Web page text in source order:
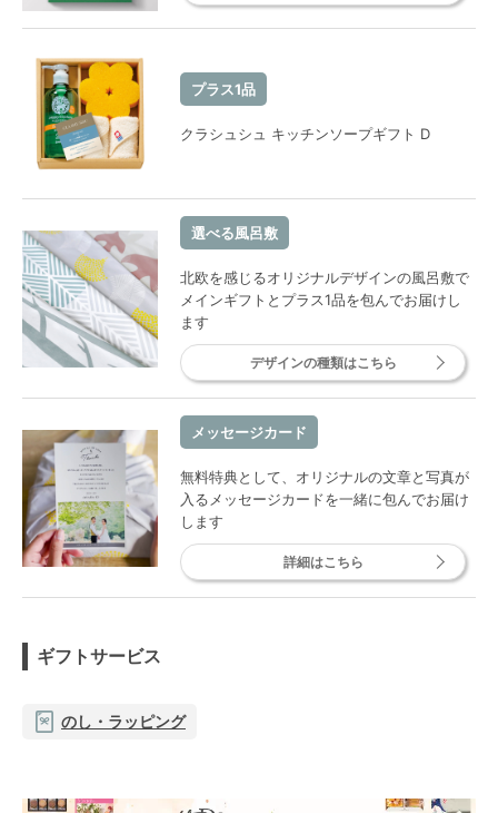
プラス1品
クラシュシュ キッチンソープギフト D
選べる風呂敷
北欧を感じるオリジナルデザインの風呂敷で
メインギフトとプラス1品を包んでお届けし
ます
デザインの種類はこちら
メッセージカード
無料特典として、オリジナルの文章と写真が
入るメッセージカードを一緒に包んでお届け
します
詳細はこちら
ギフトサービス
のし・ラッピング